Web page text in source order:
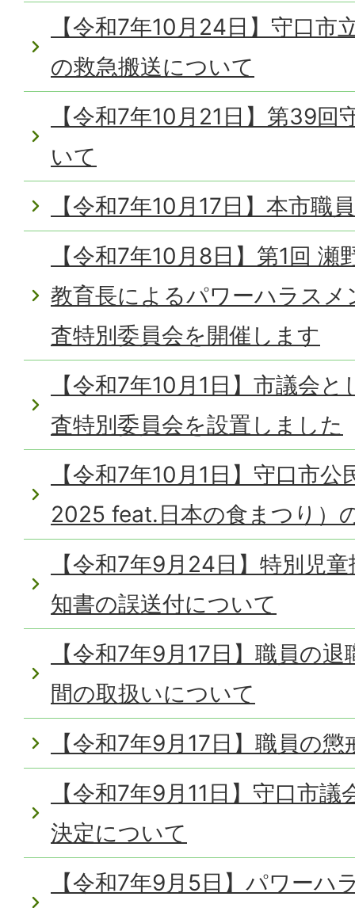
【令和7年10月24日】守口市
の救急搬送について
【令和7年10月21日】第39
いて
【令和7年10月17日】本市職
【令和7年10月8日】第1回
教育長によるパワーハラス
査特別委員会を開催します
【令和7年10月1日】市議会
査特別委員会を設置しました
【令和7年10月1日】守口市
2025 feat.日本の食まつり）
【令和7年9月24日】特別児
知書の誤送付について
【令和7年9月17日】職員の
間の取扱いについて
【令和7年9月17日】職員の
【令和7年9月11日】守口市
決定について
【令和7年9月5日】パワーハ